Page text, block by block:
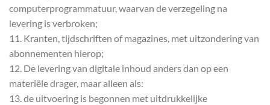
computerprogrammatuur, waarvan de verzegeling na
levering is verbroken;
11. Kranten, tijdschriften of magazines, met uitzondering van
abonnementen hierop;
12. De levering van digitale inhoud anders dan op een
materiële drager, maar alleen als:
13. de uitvoering is begonnen met uitdrukkelijke